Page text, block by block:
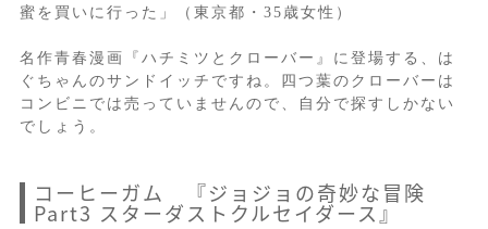
蜜を買いに行った」（東京都・35歳女性）
名作青春漫画『ハチミツとクローバー』に登場する、は
ぐちゃんのサンドイッチですね。四つ葉のクローバーは
コンビニでは売っていませんので、自分で探すしかない
でしょう。
コーヒーガム 『ジョジョの奇妙な冒険
Part3 スターダストクルセイダース』